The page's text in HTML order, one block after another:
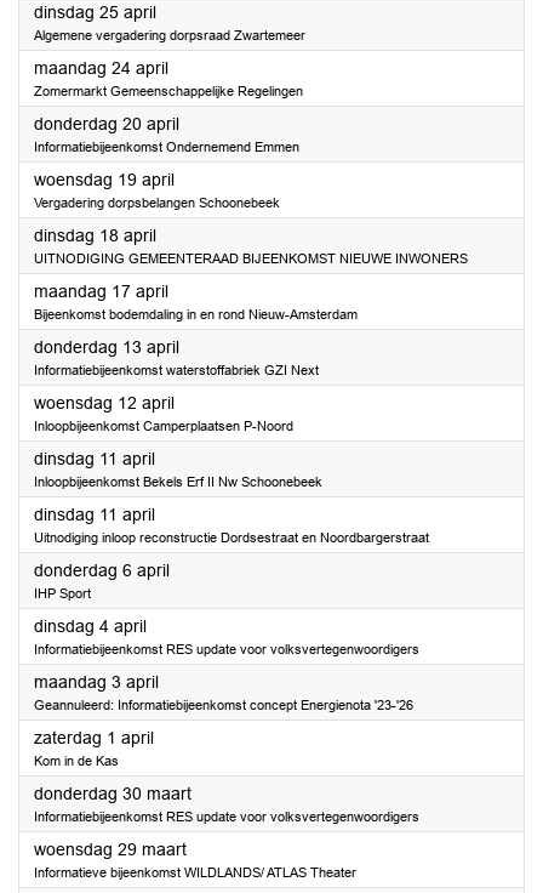
dinsdag 25 april2023
Algemene vergadering dorpsraad Zwartemeer
maandag 24 april2023
Zomermarkt Gemeenschappelijke Regelingen
donderdag 20 april2023
Informatiebijeenkomst Ondernemend Emmen
woensdag 19 april2023
Vergadering dorpsbelangen Schoonebeek
dinsdag 18 april2023
UITNODIGING GEMEENTERAAD BIJEENKOMST NIEUWE INWONERS
maandag 17 april2023
Bijeenkomst bodemdaling in en rond Nieuw-Amsterdam
donderdag 13 april2023
Informatiebijeenkomst waterstoffabriek GZI Next
woensdag 12 april2023
Inloopbijeenkomst Camperplaatsen P-Noord
dinsdag 11 april2023
Inloopbijeenkomst Bekels Erf II Nw Schoonebeek
dinsdag 11 april2023
Uitnodiging inloop reconstructie Dordsestraat en Noordbargerstraat
donderdag 6 april2023
IHP Sport
dinsdag 4 april2023
Informatiebijeenkomst RES update voor volksvertegenwoordigers
maandag 3 april2023
Geannuleerd: Informatiebijeenkomst concept Energienota '23-'26
zaterdag 1 april2023
Kom in de Kas
donderdag 30 maart2023
Informatiebijeenkomst RES update voor volksvertegenwoordigers
woensdag 29 maart2023
Informatieve bijeenkomst WILDLANDS/ ATLAS Theater